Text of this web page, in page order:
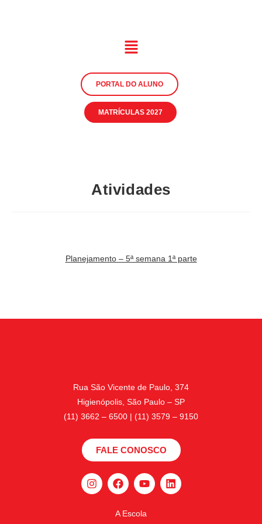
PORTAL DO ALUNO
MATRÍCULAS 2027
Atividades
Planejamento – 5ª semana 1ª parte
Rua São Vicente de Paulo, 374
Higienópolis, São Paulo – SP
(11) 3662 – 6500 | (11) 3579 – 9150
FALE CONOSCO
A Escola